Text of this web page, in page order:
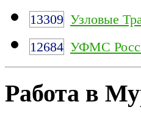
13309 Узловые
12684 УФМС
Работа в